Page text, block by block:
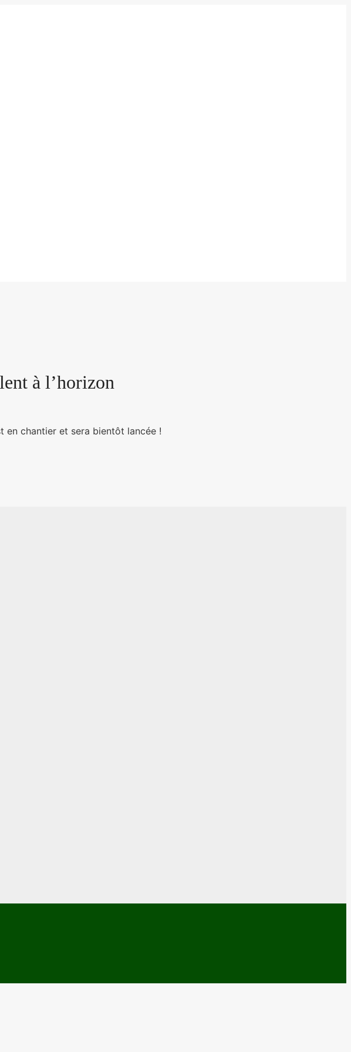
à l’horizon
en chantier et sera bientôt lancée !